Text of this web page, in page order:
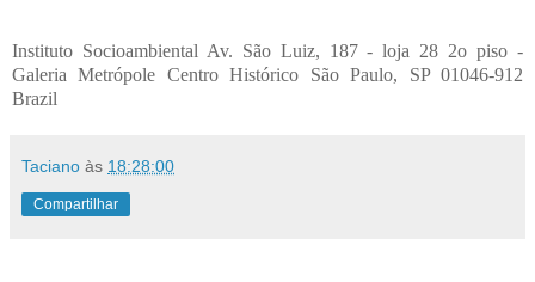
Instituto Socioambiental Av. São Luiz, 187 - loja 28 2o piso -
Galeria Metrópole Centro Histórico São Paulo, SP 01046-912
Brazil
Taciano às 18:28:00
Compartilhar